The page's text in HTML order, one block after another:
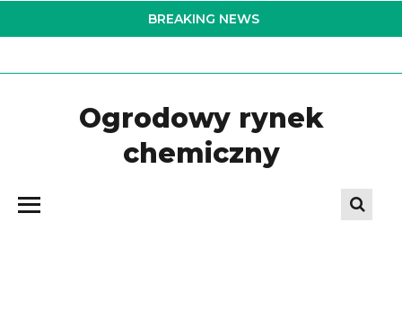
to
BREAKING NEWS
Ogrodowy rynek
chemiczny